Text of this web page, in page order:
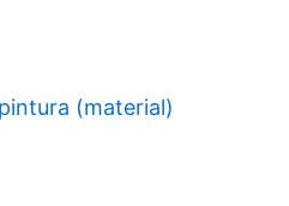
(material)